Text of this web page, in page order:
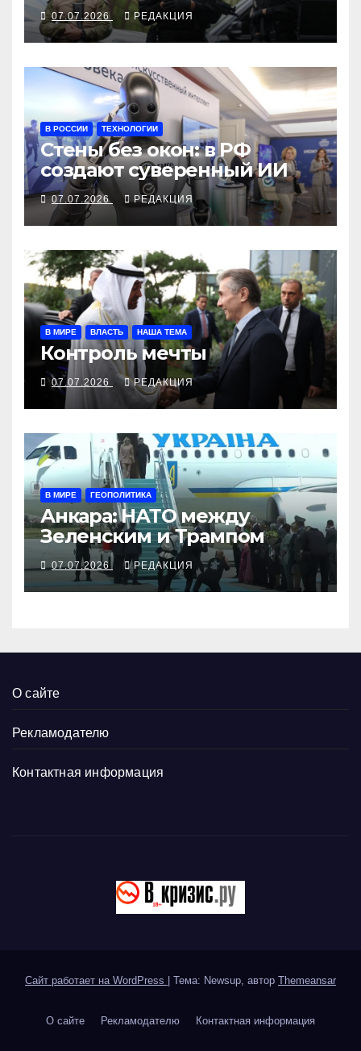
07.07.2026 РЕДАКЦИЯ
В РОССИИ ТЕХНОЛОГИИ
Стены без окон: в РФ
создают суверенный ИИ
07.07.2026 РЕДАКЦИЯ
В МИРЕ ВЛАСТЬ НАША ТЕМА
Контроль мечты
07.07.2026 РЕДАКЦИЯ
В МИРЕ ГЕОПОЛИТИКА
Анкара: НАТО между
Зеленским и Трампом
07.07.2026 РЕДАКЦИЯ
О сайте
Рекламодателю
Контактная информация
Сайт работает на WordPress Тема: Newsup, автор Themeansar
О сайте Рекламодателю Контактная информация